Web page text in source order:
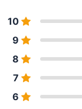
10
9
8
7
6